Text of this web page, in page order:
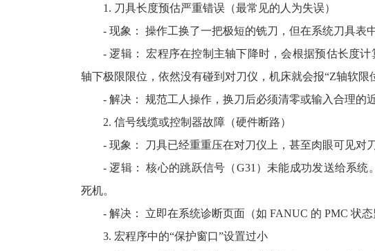
1. 刀具长度预估严重错误（最常见的人为失误）
- 现象： 操作工换了一把极短的铣刀，但在系统刀具表
- 逻辑： 宏程序在控制主轴下降时，会根据预估长度
轴下极限限位，依然没有碰到对刀仪，机床就会报“Z轴软限
- 解决： 规范工人操作，换刀后必须清零或输入合理的
2. 信号线缆或控制器故障（硬件断路）
- 现象： 刀具已经重重压在对刀仪上，甚至肉眼可见对
- 逻辑： 核心的跳跃信号（G31）未能成功发送给系
死机。
- 解决： 立即在系统诊断页面（如 FANUC 的 PMC 状
3. 宏程序中的“保护窗口”设置过小